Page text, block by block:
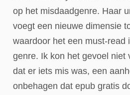
op het misdaadgenre. Haar
voegt een nieuwe dimensie
waardoor het een must-read
genre. Ik kon het gevoel niet
dat er iets mis was, een
onbehagen dat epub gratis